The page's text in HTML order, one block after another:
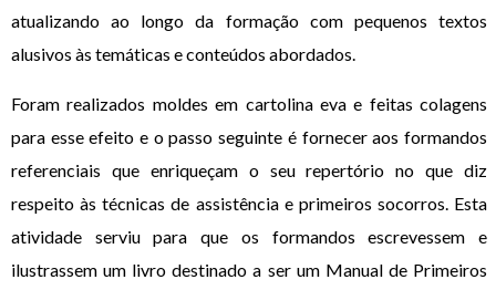
atualizando ao longo da formação com pequenos textos
alusivos às temáticas e conteúdos abordados.
Foram realizados moldes em cartolina eva e feitas colagens
para esse efeito e o passo seguinte é fornecer aos formandos
referenciais que enriqueçam o seu repertório no que diz
respeito às técnicas de assistência e primeiros socorros. Esta
atividade serviu para que os formandos escrevessem e
ilustrassem um livro destinado a ser um Manual de Primeiros